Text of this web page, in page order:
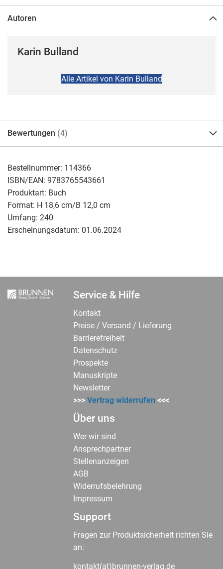
Bestellnummer: 114366
ISBN/EAN: 9783765543661
Produktart: Buch
Format: H 18,6 cm/B 12,0 cm
Umfang: 240
Erscheinungsdatum: 01.06.2024
Autoren
Karin Bulland
Alle Artikel von Karin Bulland
Bewertungen 4
Service & Hilfe
Kontakt
Preise / Versand / Lieferung
Barrierefreiheit
Datenschutz
Prospekte
Manuskripte
Newsletter
>>>Vertrag widerrufen <<<
Über uns
Wer wir sind
Ansprechpartner
Stellenanzeigen
AGB
Widerrufsbelehrung
Impressum
Support
Fragen zur Produktsicherheit richten Sie
an:
kontakt(at)brunnen-verlag.de